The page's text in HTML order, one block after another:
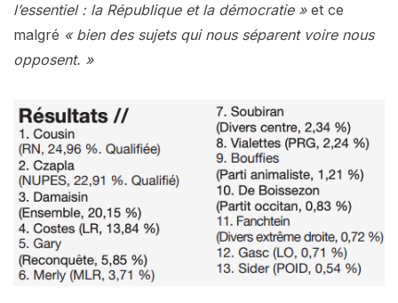
l’essentiel : la République et la démocratie »et ce
malgré « bien des sujets qui nous séparent voire nous
opposent. »